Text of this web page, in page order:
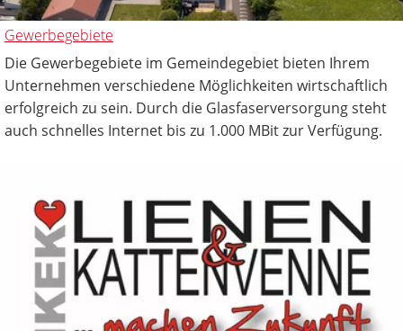
Gewerbegebiete
Die Gewerbegebiete im Gemeindegebiet bieten Ihrem
Unternehmen verschiedene Möglichkeiten wirtschaftlich
erfolgreich zu sein. Durch die Glasfaserversorgung steht
auch schnelles Internet bis zu 1.000 MBit zur Verfügung.